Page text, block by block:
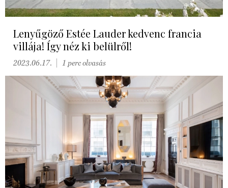
Lenyűgöző Estée Lauder kedvenc francia
villája! Így néz ki belülről!
2023.06.17. 1 perc olvasás